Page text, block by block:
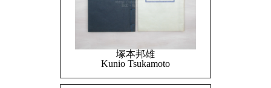
塚本邦雄
Kunio Tsukamoto